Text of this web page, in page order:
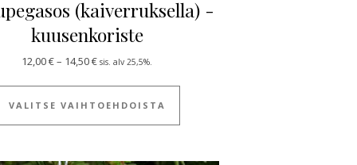
muunnelma. Voit tehdä valinnat tuotteen sivulla.
(kaiverruksella) -
kuusenkoriste
12,00€– 14,50€Hintaluokka: 12,00 € - 14,50 €
sis. alv 25,5%.
VALITSE VAIHTOEHDOISTA
Tällä tuotteella on useampi